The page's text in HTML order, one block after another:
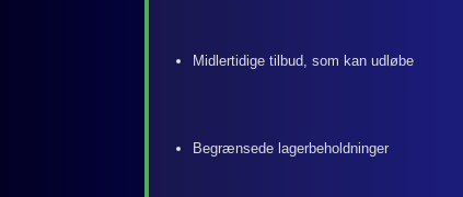
Midlertidige tilbud, som kan udløbe
Begrænsede lagerbeholdninger